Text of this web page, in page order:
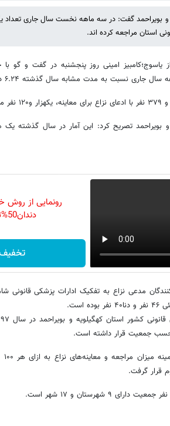
استان مراجعه کرده اند.
یاسوج؛کامبیز امینی روز پنجشنبه در گفت و گو با
نسبت به مدت مشابه سال گذشته ۶.۲۴ درصد افزایش داشته است.
رونمایی از روش
دندان50%تخفیف🔥
حسب جمعیت قرار داشته است.